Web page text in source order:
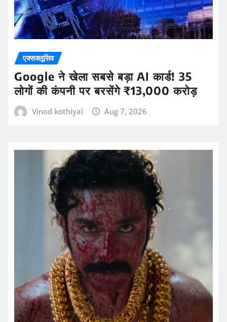
एक्सक्लूसिव
Google ने खेला सबसे बड़ा AI कार्ड! 35
लोगों की कंपनी पर बरसेंगे ₹13,000 करोड़
Vinod kothiyal Aug 7, 2026